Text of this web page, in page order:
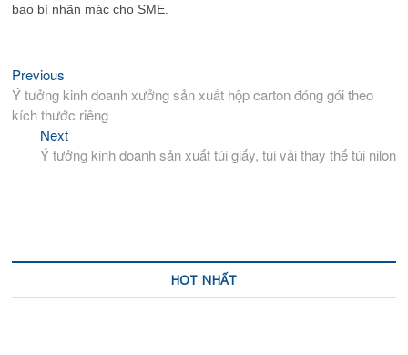
bao bì nhãn mác cho SME.
Điều
hướng
bài
Previous
post:
Ý tưởng kinh doanh xưởng sản xuất hộp carton đóng gói theo
kích thước riêng
NextNext
post:
Ý tưởng kinh doanh sản xuất túi giấy, túi vải thay thế túi nilon
HOT NHẤT